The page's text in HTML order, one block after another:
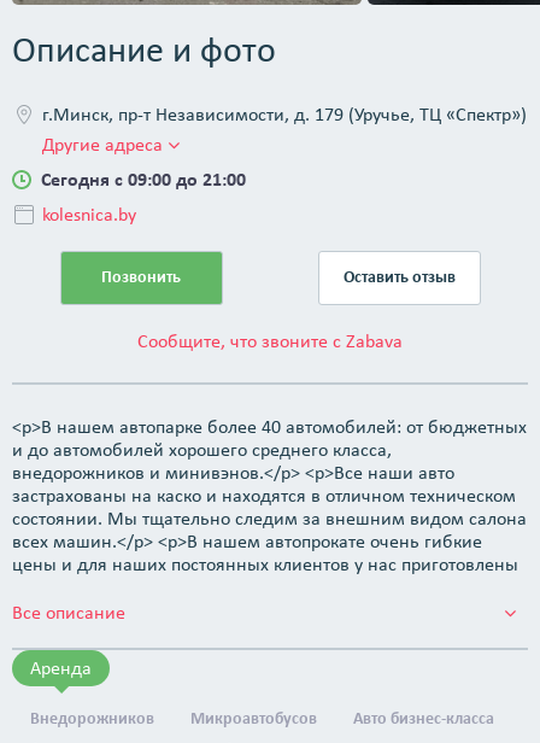
Описание и фото
Аренда
Внедорожников Микроавтобусов
Авто бизнес-класса
г.Минск, пр-т Независимости, д. 179 (Уручье, ТЦ «Спектр»)
Другие адреса
Сегодня с 09:00 до 21:00
kolesnica.by
Позвонить Оставить отзыв
Сообщите, что звоните с Zabava
<p>В нашем автопарке более 40 автомобилей: от бюджетных
и до автомобилей хорошего среднего класса,
внедорожников и минивэнов.</p> <p>Все наши авто
застрахованы на каско и находятся в отличном техническом
состоянии. Мы тщательно следим за внешним видом салона
всех машин.</p> <p>В нашем автопрокате очень гибкие
цены и для наших постоянных клиентов у нас приготовлены
наши цены Вас приятно удивят. Звоните в любое время!</p>
</p> <ul> <li>паспорт;</li> <li>водительское удостоверение;
</li> <li>возраст от 20 лет.</li> </ul> <p>Наша миссия &mdash;
делать жизнь клиента проще и комфортнее, а перемещение
удобнее.</p>
Все описание